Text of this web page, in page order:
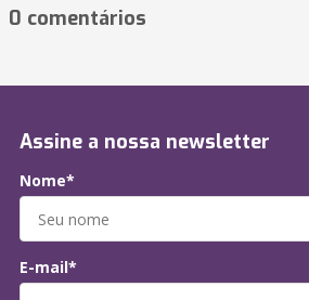
0 comentários
Assine a nossa newsletter
Nome*
E-mail*